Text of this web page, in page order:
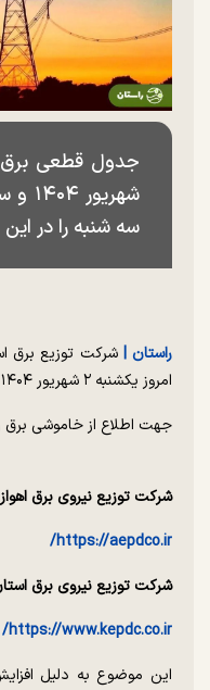
سه شنبه را در
راستان | شرکت توزیع برق
امروز یکشنبه ۲ شهریور ۱۴۰۴ خاموشی‌های برنامه‌ریزی‌شده رخ دهد.
جهت اطلاع از خاموشی برق
شرکت توزیع نیروی برق
https://aepdco.ir/
شرکت توزیع نیروی برق
https://www.kepdc.co.ir/
این موضوع به دلیل